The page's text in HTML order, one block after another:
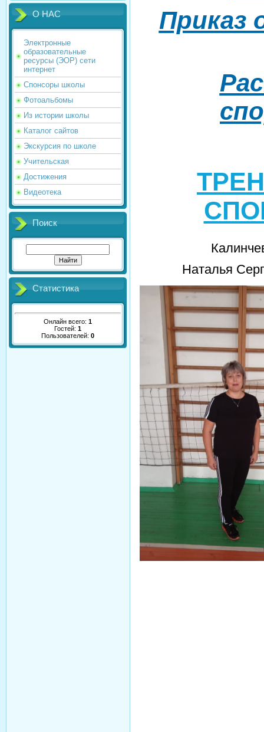
О НАС
Электронные
образовательные
ресурсы (ЭОР) сети
интернет
Спонсоры школы
Фотоальбомы
Из истории школы
Каталог сайтов
Экскурсия по школе
Учительская
Достижения
Видеотека
Поиск
Статистика
Онлайн всего: 1
Гостей: 1
Пользователей: 0
Приказ
Наталья